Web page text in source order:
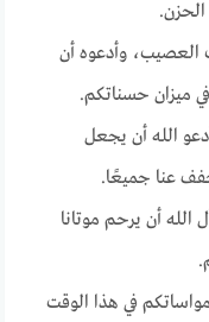
العصيب، وأدعوه أن
ميزان حسناتكم.
الله أن يجعل
عنا جميعًا.
أن يرحم موتانا
في هذا الوقت